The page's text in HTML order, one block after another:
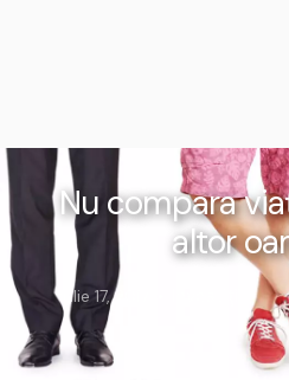
Nu compara
altor
Iulie 17, 2017